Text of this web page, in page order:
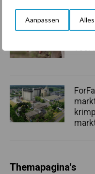
Aanpassen
De
Themapagina's